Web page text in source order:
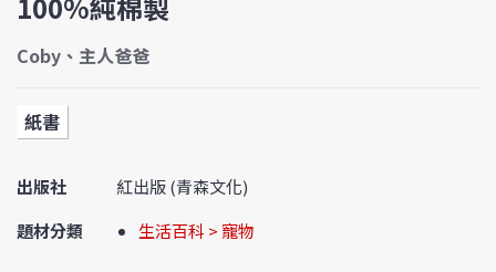
Coby、主人爸爸
紙書
出版社
紅出版 (青森文化)
題材分類
生活百科 > 寵物